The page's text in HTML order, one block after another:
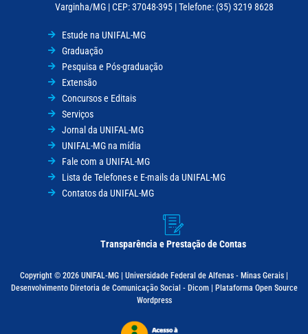
Varginha/MG | CEP: 37048-395 | Telefone: (35) 3219 8628
Estude na UNIFAL-MG
Graduação
Pesquisa e Pós-graduação
Extensão
Concursos e Editais
Serviços
Jornal da UNIFAL-MG
UNIFAL-MG na mídia
Fale com a UNIFAL-MG
Lista de Telefones e E-mails da UNIFAL-MG
Contatos da UNIFAL-MG
Transparência e Prestação de Contas
Copyright © 2026 UNIFAL-MG | Universidade Federal de Alfenas - Minas Gerais |
Desenvolvimento Diretoria de Comunicação Social - Dicom | Plataforma Open Source
Wordpress